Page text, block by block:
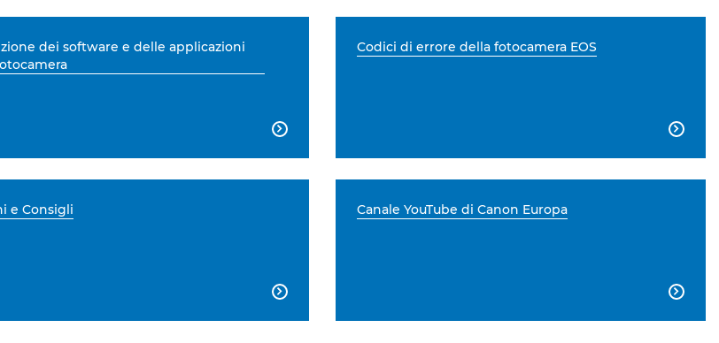
dei software e delle applicazioni

Codici di errore della fotocamera EOS

e Consigli

Canale YouTube di Canon Europa
